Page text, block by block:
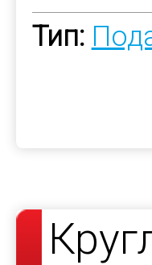
Тип: